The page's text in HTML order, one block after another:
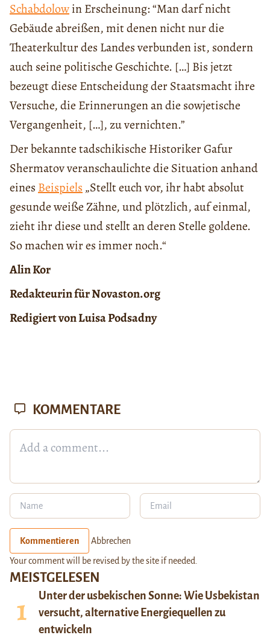
Schabdolowin Erscheinung: “Man darf nicht
Gebäude abreißen, mit denen nicht nur die
Theaterkultur des Landes verbunden ist, sondern
auch seine politische Geschichte. […] Bis jetzt
bezeugt diese Entscheidung der Staatsmacht ihre
Versuche, die Erinnerungen an die sowjetische
Vergangenheit, […], zu vernichten.”
Der bekannte tadschikische Historiker Gafur
Shermatov veranschaulichte die Situation anhand
eines Beispiels „Stellt euch vor, ihr habt absolut
gesunde weiße Zähne, und plötzlich, auf einmal,
zieht ihr diese und stellt an deren Stelle goldene.
So machen wir es immer noch.“
Alin Kor
Redakteurin für Novaston.org
Redigiert von Luisa Podsadny
MEISTGELESEN
Unter der usbekischen Sonne: Wie Usbekistan
versucht, alternative Energiequellen zu
entwickeln
KOMMENTARE
Kommentieren Abbrechen
Your comment will be revised by the site if needed.